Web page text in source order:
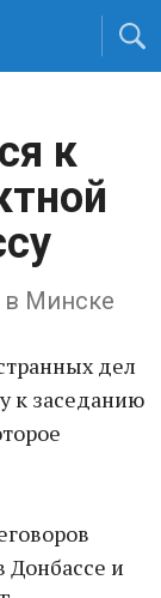
к
в Минске
дел
к заседанию
Донбассе и